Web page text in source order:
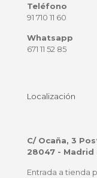
Teléfono
91 710 11 60
Whatsapp
671 11 52 85
Localización
C/ Ocaña, 3
28047 - Madrid
Entrada a tienda